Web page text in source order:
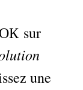
sur
une